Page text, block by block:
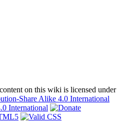
on this wiki is licensed under
Share Alike 4.0 International